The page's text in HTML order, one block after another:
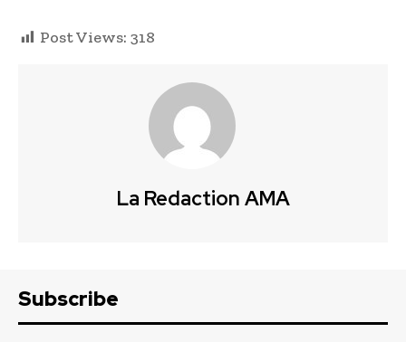
Post Views: 318
La Redaction AMA
Subscribe